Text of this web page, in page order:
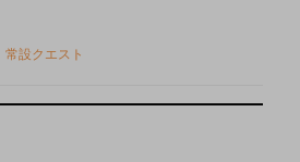
常設クエスト